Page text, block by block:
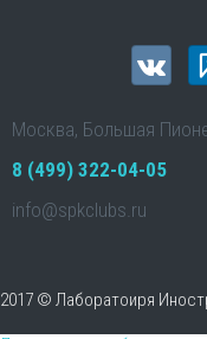
Москва, Большая
8 (499) 322-04-05
info@spkclubs.ru
2017 © Лаборатоиря